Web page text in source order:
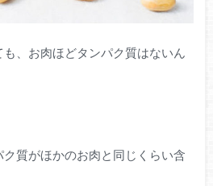
も、お肉ほどタンパク質はないん
質がほかのお肉と同じくらい含